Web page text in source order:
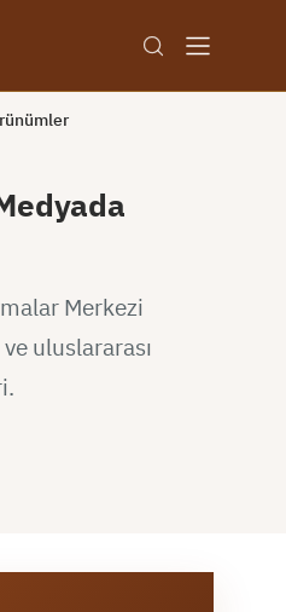
Merkezi
uluslararası